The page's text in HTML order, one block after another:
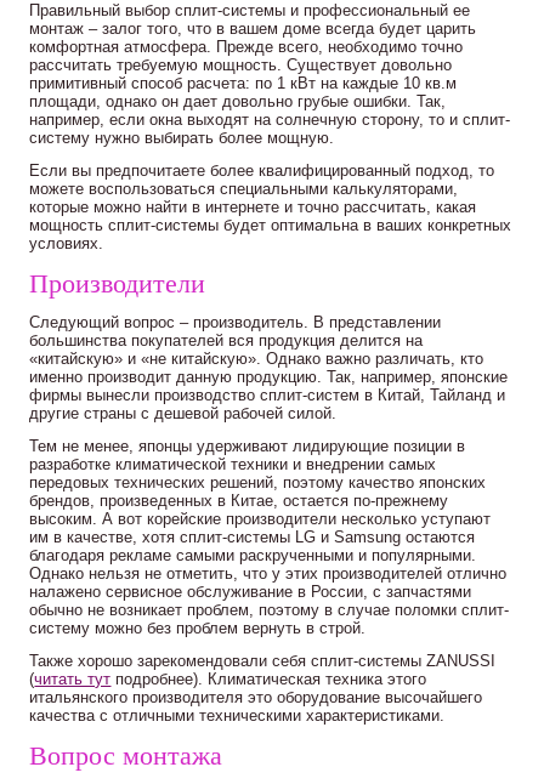
Правильный выбор сплит-системы и профессиональный ее
монтаж – залог того, что в вашем доме всегда будет царить
комфортная атмосфера. Прежде всего, необходимо точно
рассчитать требуемую мощность. Существует довольно
примитивный способ расчета: по 1 кВт на каждые 10 кв.м
площади, однако он дает довольно грубые ошибки. Так,
например, если окна выходят на солнечную сторону, то и сплит-
систему нужно выбирать более мощную.
Если вы предпочитаете более квалифицированный подход, то
можете воспользоваться специальными калькуляторами,
которые можно найти в интернете и точно рассчитать, какая
мощность сплит-системы будет оптимальна в ваших конкретных
условиях.
Производители
Следующий вопрос – производитель. В представлении
большинства покупателей вся продукция делится на
«китайскую» и «не китайскую». Однако важно различать, кто
именно производит данную продукцию. Так, например, японские
фирмы вынесли производство сплит-систем в Китай, Тайланд и
другие страны с дешевой рабочей силой.
Тем не менее, японцы удерживают лидирующие позиции в
разработке климатической техники и внедрении самых
передовых технических решений, поэтому качество японских
брендов, произведенных в Китае, остается по-прежнему
высоким. А вот корейские производители несколько уступают
им в качестве, хотя сплит-системы LG и Samsung остаются
благодаря рекламе самыми раскрученными и популярными.
Однако нельзя не отметить, что у этих производителей отлично
налажено сервисное обслуживание в России, с запчастями
обычно не возникает проблем, поэтому в случае поломки сплит-
систему можно без проблем вернуть в строй.
Также хорошо зарекомендовали себя сплит-системы ZANUSSI
(читать тут подробнее). Климатическая техника этого
итальянского производителя это оборудование высочайшего
качества с отличными техническими характеристиками.
Вопрос монтажа